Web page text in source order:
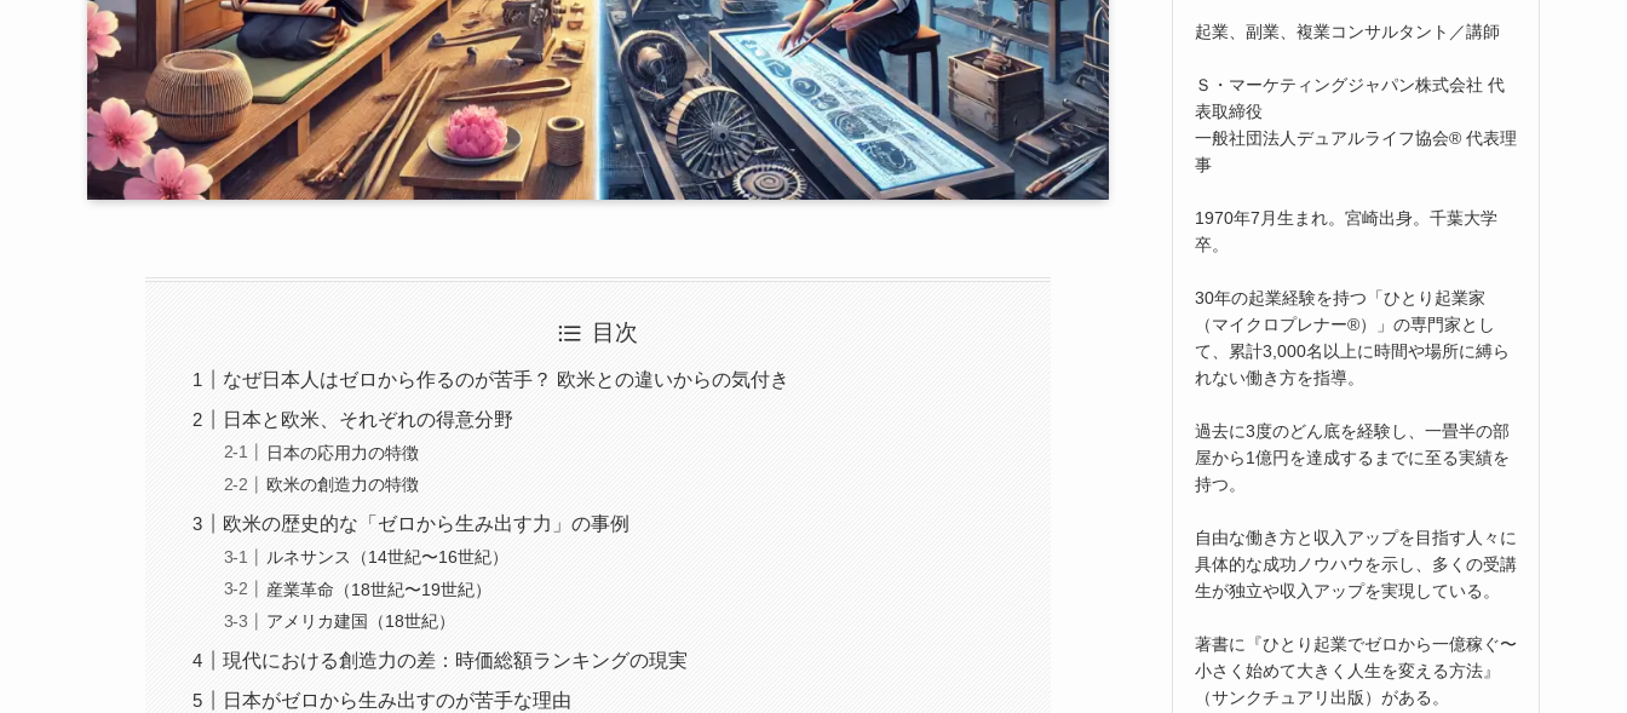
目次
なぜ日本人はゼロから作るのが苦手？ 欧米との違いからの気付き
日本と欧米、それぞれの得意分野
日本の応用力の特徴
欧米の創造力の特徴
欧米の歴史的な「ゼロから生み出す力」の事例
ルネサンス（14世紀〜16世紀）
産業革命（18世紀〜19世紀）
アメリカ建国（18世紀）
現代における創造力の差：時価総額ランキングの現実
日本がゼロから生み出すのが苦手な理由
起業、副業、複業コンサルタント／講師
Ｓ・マーケティングジャパン株式会社 代
表取締役
一般社団法人デュアルライフ協会® 代表理
事
1970年7月生まれ。宮崎出身。千葉大学
卒。
30年の起業経験を持つ「ひとり起業家
（マイクロプレナー®）」の専門家とし
て、累計3,000名以上に時間や場所に縛ら
れない働き方を指導。
過去に3度のどん底を経験し、一畳半の部
屋から1億円を達成するまでに至る実績を
持つ。
自由な働き方と収入アップを目指す人々に
具体的な成功ノウハウを示し、多くの受講
生が独立や収入アップを実現している。
著書に『ひとり起業でゼロから一億稼ぐ〜
小さく始めて大きく人生を変える方法』
（サンクチュアリ出版）がある。